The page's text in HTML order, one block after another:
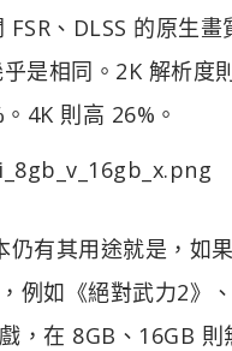
FSR、DLSS 的原生畫
是相同。2K 解析度
4K 則高 26%。
仍有其用途就是，如
例如《絕對武力2》
，在 8GB、16GB 則